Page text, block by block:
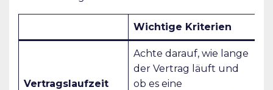
Wichtige Kriterien
Vertragslaufzeit
Achte darauf, wie lange
der Vertrag läuft und
ob es eine